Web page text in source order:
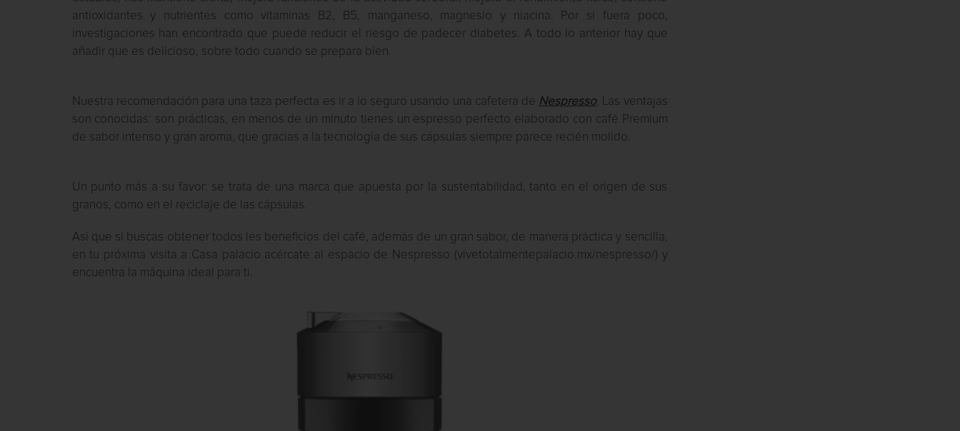
antioxidantes y nutrientes como vitaminas B2, B5, manganeso, magnesio y niacina. Por si fuera poco,
investigaciones han encontrado que puede reducir el riesgo de padecer diabetes. A todo lo anterior hay que
añadir que es delicioso, sobre todo cuando se prepara bien.
Nuestra recomendación para una taza perfecta es ir a lo seguro usando una cafetera de Nespresso. Las ventajas
son conocidas: son prácticas, en menos de un minuto tienes un espresso perfecto elaborado con café Premium
de sabor intenso y gran aroma, que gracias a la tecnología de sus cápsulas siempre parece recién molido.
Un punto más a su favor: se trata de una marca que apuesta por la sustentabilidad, tanto en el origen de sus
granos, como en el reciclaje de las cápsulas.
Así que si buscas obtener todos les beneficios del café, además de un gran sabor, de manera práctica y sencilla,
en tu próxima visita a Casa palacio acércate al espacio de Nespresso (vivetotalmentepalacio.mx/nespresso/) y
encuentra la máquina ideal para ti.